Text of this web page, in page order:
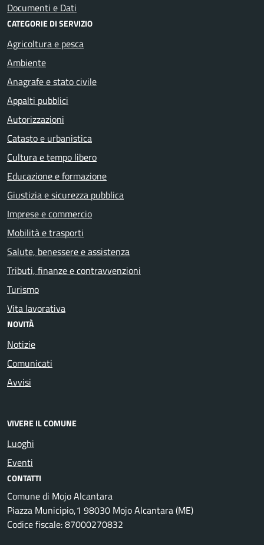
Documenti e Dati
CATEGORIE DI SERVIZIO
Agricoltura e pesca
Ambiente
Anagrafe e stato civile
Appalti pubblici
Autorizzazioni
Catasto e urbanistica
Cultura e tempo libero
Educazione e formazione
Giustizia e sicurezza pubblica
Imprese e commercio
Mobilità e trasporti
Salute, benessere e assistenza
Tributi, finanze e contravvenzioni
Turismo
Vita lavorativa
NOVITÀ
Notizie
Comunicati
Avvisi
VIVERE IL COMUNE
Luoghi
Eventi
CONTATTI
Comune di Mojo Alcantara
Piazza Municipio,1 98030 Mojo Alcantara (ME)
Codice fiscale: 87000270832